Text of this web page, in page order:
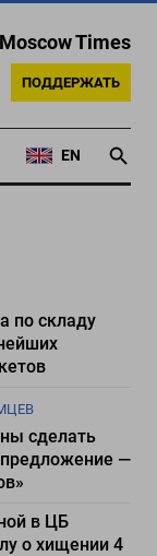
Times
ПОДДЕРЖАТЬ
EN
по складу
сделать
—
в ЦБ
о хищении 4